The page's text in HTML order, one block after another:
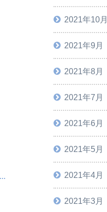
2021年10月
2021年9月
2021年8月
2021年7月
2021年6月
2021年5月
2021年4月
2021年3月